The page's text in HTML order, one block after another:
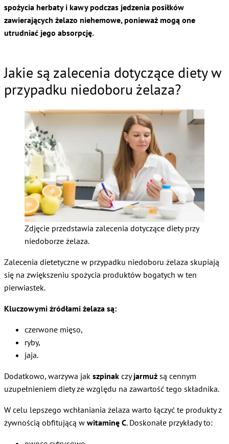
spożycia herbaty i kawy podczas jedzenia posiłków
zawierających żelazo niehemowe, ponieważ mogą one
utrudniać jego absorpcję.
Jakie są zalecenia dotyczące diety w
przypadku niedoboru żelaza?
Zdjęcie przedstawia zalecenia dotyczące diety przy
niedoborze żelaza.
Zalecenia dietetyczne w przypadku niedoboru żelaza skupiają
się na zwiększeniu spożycia produktów bogatych w ten
pierwiastek.
Kluczowymi źródłami żelaza są:
czerwone mięso,
ryby,
jaja.
Dodatkowo, warzywa jak szpinak czyjarmuż są cennym
uzupełnieniem diety ze względu na zawartość tego składnika.
W celu lepszego wchłaniania żelaza warto łączyć te produkty z
żywnością obfitującą w witaminę C. Doskonałe przykłady to: